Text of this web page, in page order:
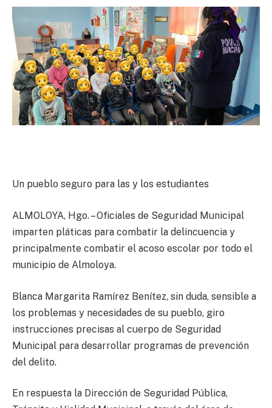
Un pueblo seguro para las y los estudiantes
ALMOLOYA, Hgo. – Oficiales de Seguridad Municipal
imparten pláticas para combatir la delincuencia y
principalmente combatir el acoso escolar por todo el
municipio de Almoloya.
Blanca Margarita Ramírez Benítez, sin duda, sensible a
los problemas y necesidades de su pueblo, giro
instrucciones precisas al cuerpo de Seguridad
Municipal para desarrollar programas de prevención
del delito.
En respuesta la Dirección de Seguridad Pública,